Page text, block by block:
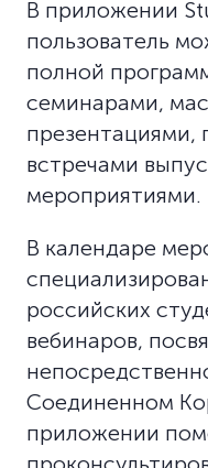
В приложении
пользователь
полной
семинарами,
презентациями,
встречами
мероприятиями.
В календаре
российских
вебинаров,
Соединенном
приложении